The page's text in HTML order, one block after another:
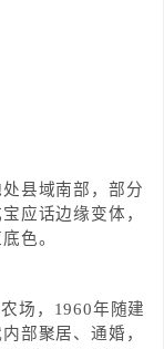
县域南部，部分
应话边缘变体，
色。
场，1960年随建
部聚居、通婚，